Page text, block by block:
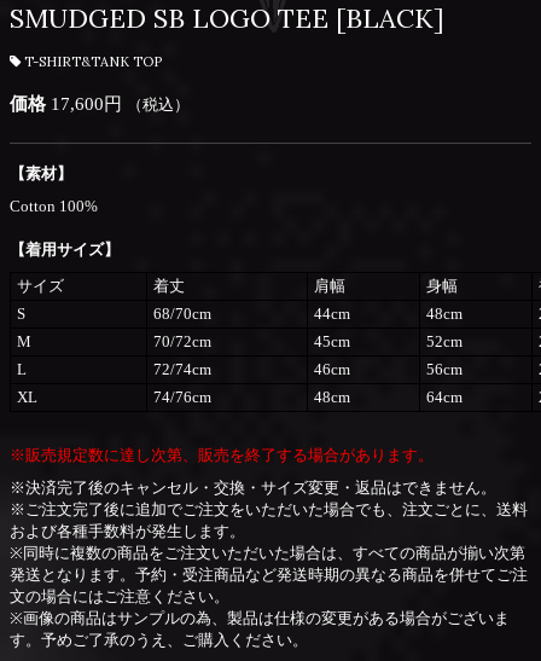
SMUDGED SB LOGO TEE [BLACK]
T-SHIRT&TANK TOP
価格 17,600円 （税込）
【素材】
Cotton 100%
【着用サイズ】
サイズ
着丈 肩幅 身幅
S
68/70cm 44cm 48cm
M
70/72cm 45cm 52cm
L
72/74cm 46cm 56cm
XL
74/76cm 48cm 64cm
※販売規定数に達し次第、販売を終了する場合があります。
※決済完了後のキャンセル・交換・サイズ変更・返品はできません。
※ご注文完了後に追加でご注文をいただいた場合でも、注文ごとに、送料
および各種手数料が発生します。
※同時に複数の商品をご注文いただいた場合は、すべての商品が揃い次第
発送となります。予約・受注商品など発送時期の異なる商品を併せてご注
文の場合にはご注意ください。
※画像の商品はサンプルの為、製品は仕様の変更がある場合がございま
す。予めご了承のうえ、ご購入ください。